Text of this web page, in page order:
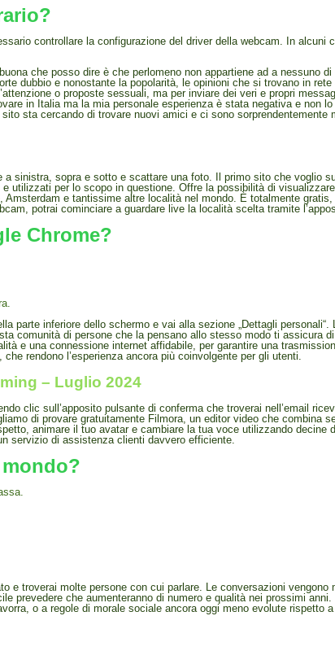
controllare la configurazione del driver della webcam. In
che posso dire è che perlomeno non appartiene ad a nessuno
dubbio e nonostante la popolarità, le opinioni che si trovano in
o proposte sessuali, ma per inviare dei veri e propri
in Italia ma la mia personale esperienza è stata negativa e non
sta cercando di trovare nuovi amici e ci sono
sinistra, sopra e sotto e scattare una foto. Il primo sito che voglio
utilizzati per lo scopo in questione. Offre la possibilità di
e tantissime altre località nel mondo. È totalmente
potrai cominciare a guardare live la località scelta tramite
Chrome?
parte inferiore dello schermo e vai alla sezione „Dettagli
comunità di persone che la pensano allo stesso modo ti assicura
e una connessione internet affidabile, per garantire una
rendono l’esperienza ancora più coinvolgente per gli utenti.
– Luglio 2024
clic sull’apposito pulsante di conferma che troverai nell’email
di provare gratuitamente Filmora, un editor video che combina
animare il tuo avatar e cambiare la tua voce utilizzando
servizio di assistenza clienti davvero efficiente.
e troverai molte persone con cui parlare. Le conversazioni
prevedere che aumenteranno di numero e qualità nei prossimi
o a regole di morale sociale ancora oggi meno evolute